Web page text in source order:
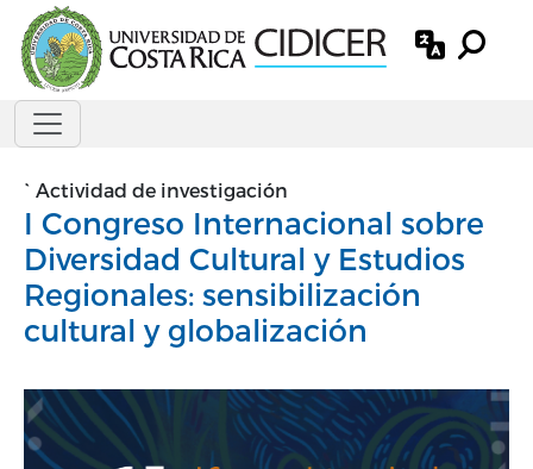
Pasar al contenido principal
` Actividad de investigación
I Congreso Internacional sobre
Diversidad Cultural y Estudios
Regionales: sensibilización
cultural y globalización